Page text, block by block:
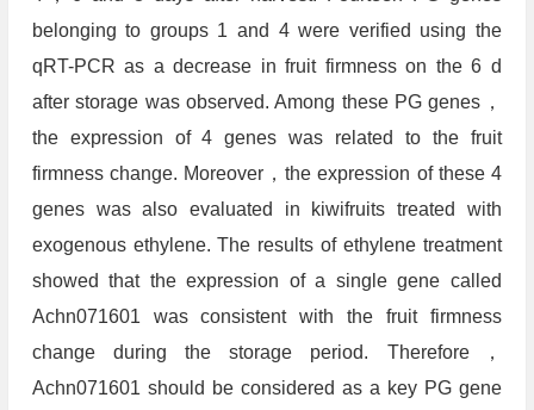
belonging to groups 1 and 4 were verified using the
qRT-PCR as a decrease in fruit firmness on the 6 d
after storage was observed. Among these PG genes，
the expression of 4 genes was related to the fruit
firmness change. Moreover，the expression of these 4
genes was also evaluated in kiwifruits treated with
exogenous ethylene. The results of ethylene treatment
showed that the expression of a single gene called
Achn071601 was consistent with the fruit firmness
change during the storage period. Therefore，
Achn071601 should be considered as a key PG gene